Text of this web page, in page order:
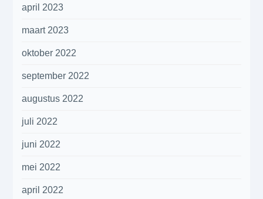
april 2023
maart 2023
oktober 2022
september 2022
augustus 2022
juli 2022
juni 2022
mei 2022
april 2022